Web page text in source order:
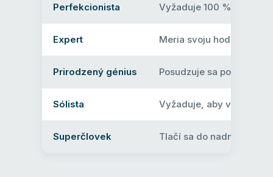
Perfekcionista Vyžaduje 100 %
Expert Meria svoju hodnotu
Prirodzený génius Posudzuje sa podľa
Sólista Vyžaduje, aby všetko
Superčlovek Tlačí sa do nadmerného